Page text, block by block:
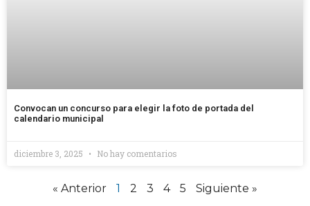
Convocan un concurso para elegir la foto de portada del
calendario municipal
diciembre 3, 2025 No hay comentarios
« Anterior 1 2 3 4 5 Siguiente »